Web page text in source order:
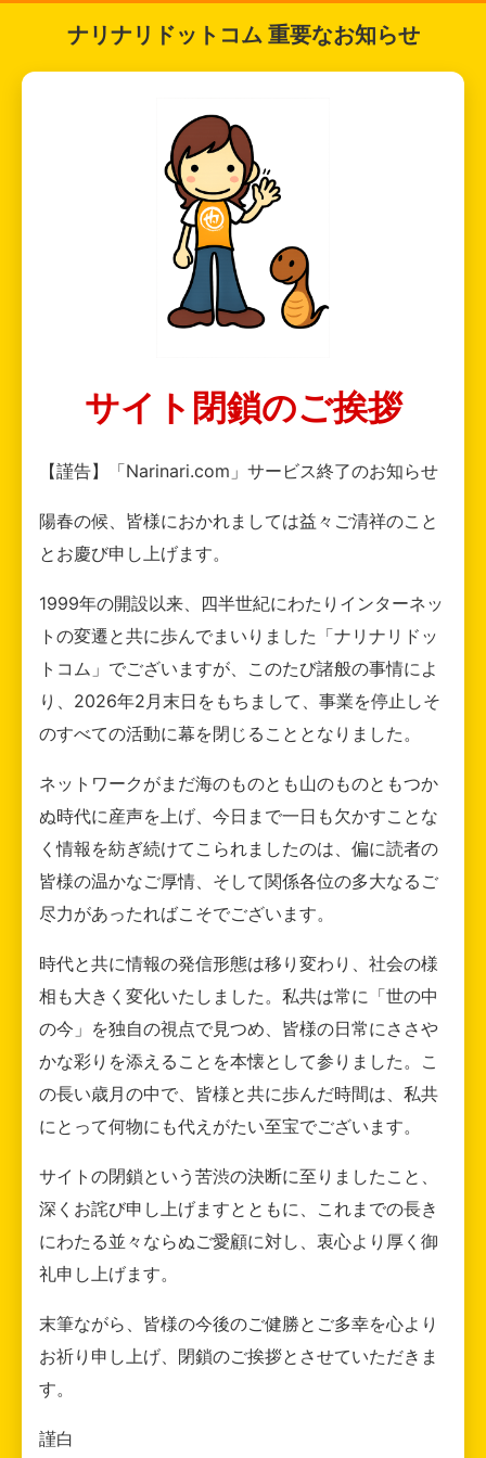
ナリナリドットコム 重要なお知らせ
サイト閉鎖のご挨拶
【謹告】「Narinari.com」サービス終了のお知らせ
陽春の候、皆様におかれましては益々ご清祥のこと
とお慶び申し上げます。
1999年の開設以来、四半世紀にわたりインターネッ
トの変遷と共に歩んでまいりました「ナリナリドッ
トコム」でございますが、このたび諸般の事情によ
り、2026年2月末日をもちまして、事業を停止しそ
のすべての活動に幕を閉じることとなりました。
ネットワークがまだ海のものとも山のものともつか
ぬ時代に産声を上げ、今日まで一日も欠かすことな
く情報を紡ぎ続けてこられましたのは、偏に読者の
皆様の温かなご厚情、そして関係各位の多大なるご
尽力があったればこそでございます。
時代と共に情報の発信形態は移り変わり、社会の様
相も大きく変化いたしました。私共は常に「世の中
の今」を独自の視点で見つめ、皆様の日常にささや
かな彩りを添えることを本懐として参りました。こ
の長い歳月の中で、皆様と共に歩んだ時間は、私共
にとって何物にも代えがたい至宝でございます。
サイトの閉鎖という苦渋の決断に至りましたこと、
深くお詫び申し上げますとともに、これまでの長き
にわたる並々ならぬご愛顧に対し、衷心より厚く御
礼申し上げます。
末筆ながら、皆様の今後のご健勝とご多幸を心より
お祈り申し上げ、閉鎖のご挨拶とさせていただきま
す。
謹白